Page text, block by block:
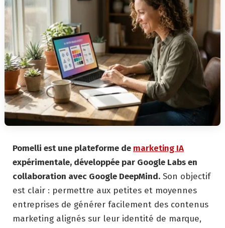
Pomelli est une plateforme de marketing IA
expérimentale, développée par Google Labs en
collaboration avec Google DeepMind. Son objectif
est clair : permettre aux petites et moyennes
entreprises de générer facilement des contenus
marketing alignés sur leur identité de marque,